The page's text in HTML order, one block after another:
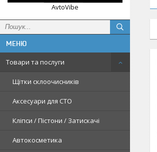
AvtoVibe
Товари та послуги
Щітки склоочисників
Аксесуари для СТО
Кліпси / Пістони / Затискачі
Автокосметика